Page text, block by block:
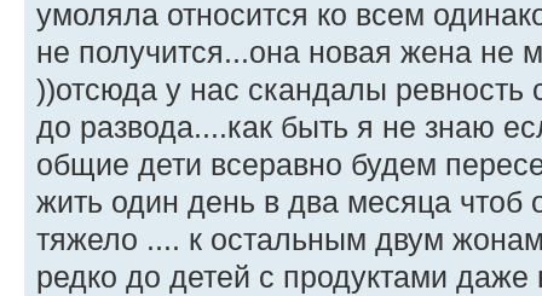
умоляла относится ко всем
не получится...она новая жена не
))отсюда у нас скандалы
до развода....как быть я не знаю
общие дети всеравно будем
жить один день в два месяца чтоб
тяжело .... к остальным двум
редко до детей с продуктами даже